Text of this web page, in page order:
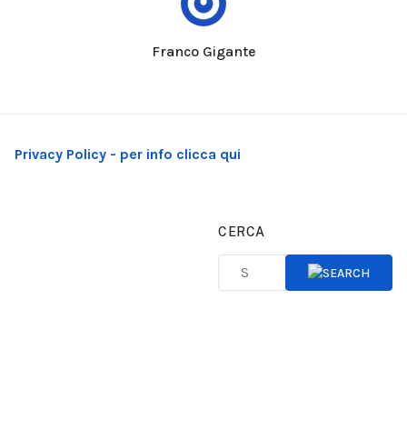
Franco Gigante
Privacy Policy - per info clicca qui
CERCA